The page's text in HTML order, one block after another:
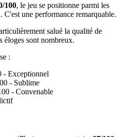
100, le jeu se positionne parmi les
C'est une performance remarquable.
salué la qualité de
éloges sont nombreux.
:
- Exceptionnel
- Sublime
- Convenable